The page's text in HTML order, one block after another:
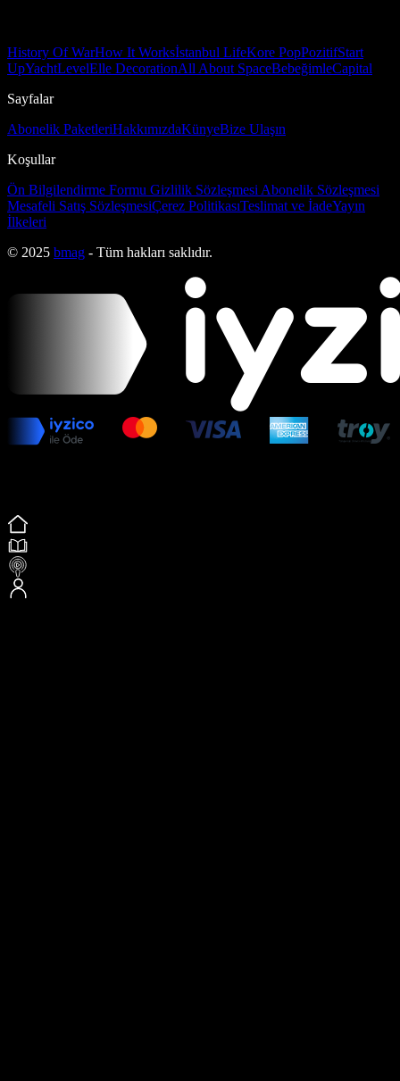
History Of WarHow It Worksİstanbul LifeKore PopPozitifStart
UpYachtLevelElle DecorationAll About SpaceBebeğimleCapital
Sayfalar
Abonelik PaketleriHakkımızdaKünyeBize Ulaşın
Koşullar
Ön Bilgilendirme Formu Gizlilik Sözleşmesi Abonelik Sözleşmesi
Mesafeli Satış SözleşmesiÇerez PolitikasıTeslimat ve İadeYayın
İlkeleri
© 2025 bmag - Tüm hakları saklıdır.